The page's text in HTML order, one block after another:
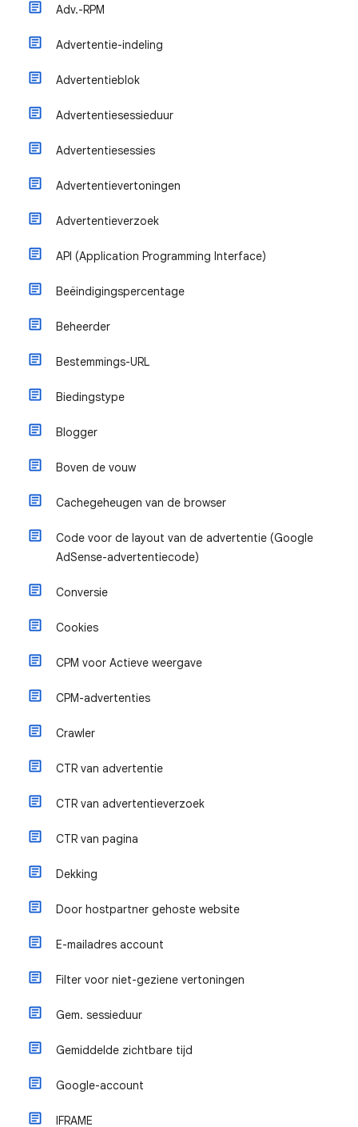
Adv.-RPM
Advertentie-indeling
Advertentieblok
Advertentiesessieduur
Advertentiesessies
Advertentievertoningen
Advertentieverzoek
API (Application Programming Interface)
Beëindigingspercentage
Beheerder
Bestemmings-URL
Biedingstype
Blogger
Boven de vouw
Cachegeheugen van de browser
Code voor de layout van de advertentie (Google
AdSense-advertentiecode)
Conversie
Cookies
CPM voor Actieve weergave
CPM-advertenties
Crawler
CTR van advertentie
CTR van advertentieverzoek
CTR van pagina
Dekking
Door hostpartner gehoste website
E-mailadres account
Filter voor niet-geziene vertoningen
Gem. sessieduur
Gemiddelde zichtbare tijd
Google-account
IFRAME